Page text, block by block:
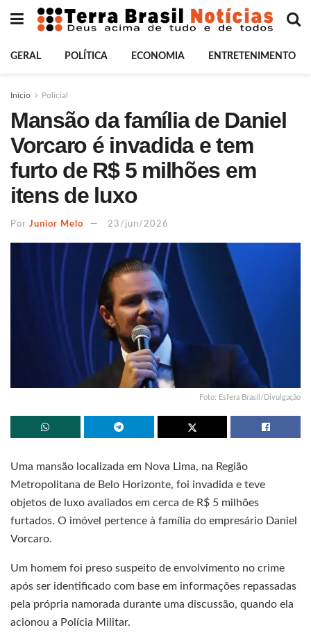
GERAL POLÍTICA ECONOMIA ENTRETENIMENTO
Início Policial
Mansão da família de Daniel
Vorcaro é invadida e tem
furto de R$ 5 milhões em
itens de luxo
Por Junior Melo 23/jun/2026
Foto: Esfera Brasil/Divulgação
Uma mansão localizada em Nova Lima, na Região
Metropolitana de Belo Horizonte, foi invadida e teve
objetos de luxo avaliados em cerca de R$ 5 milhões
furtados. O imóvel pertence à família do empresário Daniel
Vorcaro.
Um homem foi preso suspeito de envolvimento no crime
após ser identificado com base em informações repassadas
pela própria namorada durante uma discussão, quando ela
acionou a Polícia Militar.